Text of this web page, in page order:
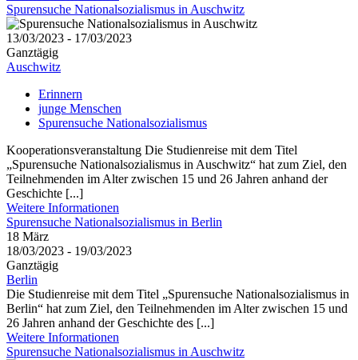
Spurensuche Nationalsozialismus in Auschwitz
13/03/2023 - 17/03/2023
Ganztägig
Auschwitz
Erinnern
junge Menschen
Spurensuche Nationalsozialismus
Kooperationsveranstaltung Die Studienreise mit dem Titel
„Spurensuche Nationalsozialismus in Auschwitz“ hat zum Ziel, den
Teilnehmenden im Alter zwischen 15 und 26 Jahren anhand der
Geschichte [...]
Weitere Informationen
Spurensuche Nationalsozialismus in Berlin
18 März
18/03/2023 - 19/03/2023
Ganztägig
Berlin
Die Studienreise mit dem Titel „Spurensuche Nationalsozialismus in
Berlin“ hat zum Ziel, den Teilnehmenden im Alter zwischen 15 und
26 Jahren anhand der Geschichte des [...]
Weitere Informationen
Spurensuche Nationalsozialismus in Auschwitz